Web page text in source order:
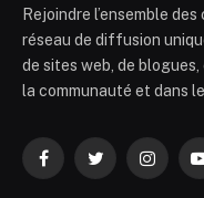
Rejoindre l’ensemble
réseau de diffusion
de sites web, de
la communauté et dans
FacebookTwitter